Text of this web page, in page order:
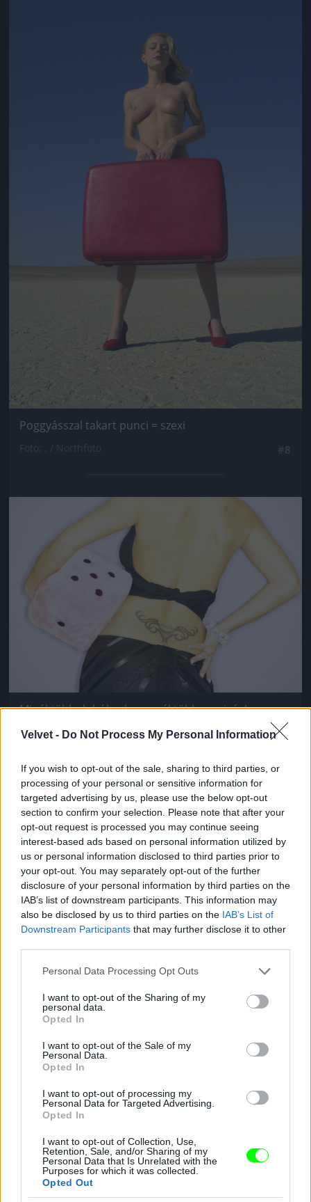
Velvet - Do Not Process My Personal Information
If you wish to opt-out of the sale, sharing to third parties, or
processing of your personal or sensitive information for
targeted advertising by us, please use the below opt-out
section to confirm your selection. Please note that after your
opt-out request is processed you may continue seeing
interest-based ads based on personal information utilized by
us or personal information disclosed to third parties prior to
your opt-out. You may separately opt-out of the further
disclosure of your personal information by third parties on the
IAB’s list of downstream participants. This information may
also be disclosed by us to third parties on the IAB’s List of
Downstream Participants that may further disclose it to other
Please note that this website/app uses one or more Google
not limited to your visit or usage behaviour. You may click to
grant or deny consent to Google and its third-party tags to
use your data for below specified purposes in below Google
consent section.
Personal Data Processing Opt Outs
I want to opt-out of the Sharing of my
personal data.
Opted In
I want to opt-out of the Sale of my
Personal Data.
Opted In
I want to opt-out of processing my
Personal Data for Targeted Advertising.
Opted In
I want to opt-out of Collection, Use,
Retention, Sale, and/or Sharing of my
Personal Data that Is Unrelated with the
Purposes for which it was collected.
Opted Out
Poggyásszal takart punci = szexi
Minél több dobókocka, annál több szexiség!
Jön még kép!